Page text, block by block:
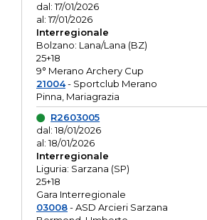
dal: 17/01/2026
al: 17/01/2026
Interregionale
Bolzano: Lana/Lana (BZ)
25+18
9° Merano Archery Cup
21004- Sportclub Merano
Pinna, Mariagrazia
R2603005
dal: 18/01/2026
al: 18/01/2026
Interregionale
Liguria: Sarzana (SP)
25+18
Gara Interregionale
03008- ASD Arcieri Sarzana